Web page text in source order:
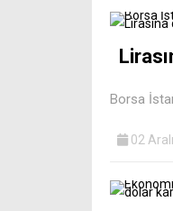
Borsa
02